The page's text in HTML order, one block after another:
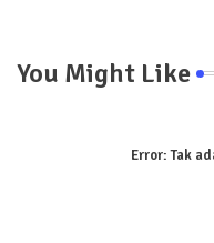
You Might Like
Error:Tak